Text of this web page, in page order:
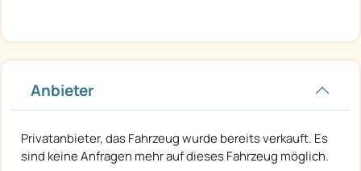
Anbieter
Privatanbieter, das Fahrzeug wurde bereits verkauft. Es
sind keine Anfragen mehr auf dieses Fahrzeug möglich.